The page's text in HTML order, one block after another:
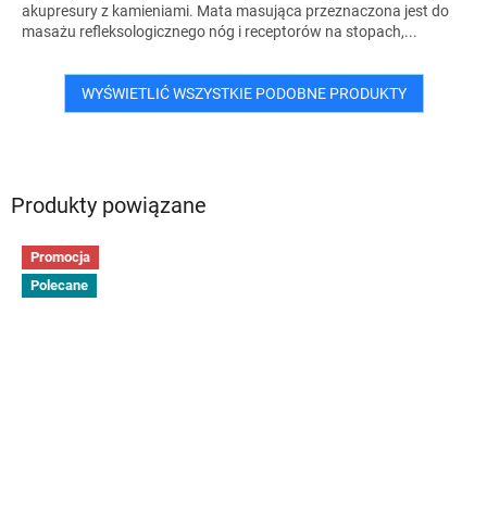
Produkty powiązane
Promocja
Polecane
akupresury z kamieniami. Mata masująca przeznaczona jest do
masażu refleksologicznego nóg i receptorów na stopach,...
WYŚWIETLIĆ WSZYSTKIE PODOBNE PRODUKTY